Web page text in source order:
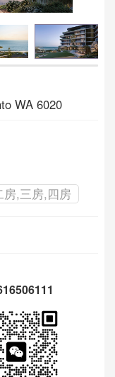
WA 6020
房,三房,四房